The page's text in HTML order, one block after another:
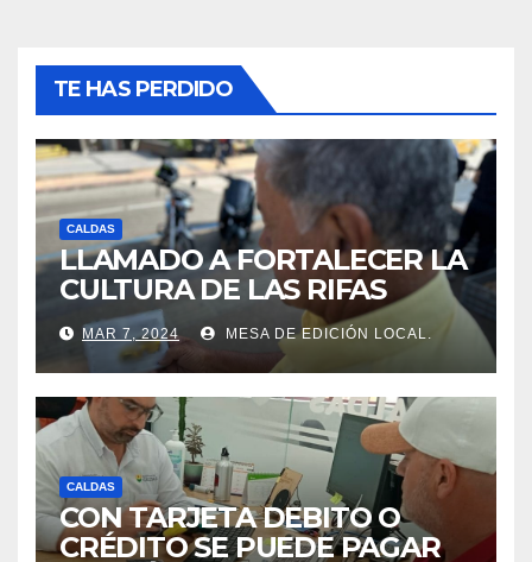
TE HAS PERDIDO
CALDAS
LLAMADO A FORTALECER LA
CULTURA DE LAS RIFAS
LEGALES EN CALDAS.
MAR 7, 2024 MESA DE EDICIÓN LOCAL.
CALDAS
CON TARJETA DEBITO O
CRÉDITO SE PUEDE PAGAR